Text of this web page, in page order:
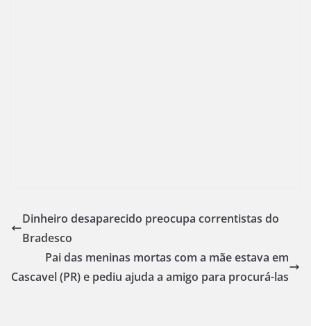
Dinheiro desaparecido preocupa correntistas do
Bradesco
Pai das meninas mortas com a mãe estava em
Cascavel (PR) e pediu ajuda a amigo para procurá-las